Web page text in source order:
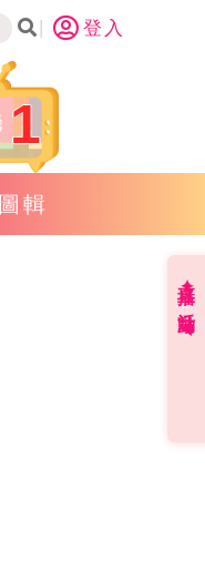
登入
1
圖輯
直播✦活動